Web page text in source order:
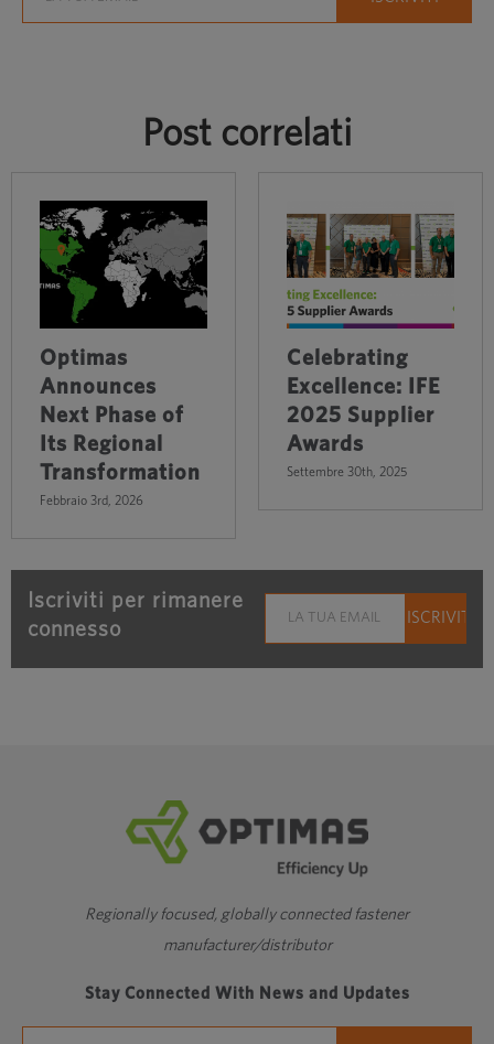
Post correlati
Optimas
Announces
Next Phase of
Its Regional
Transformation
Febbraio 3rd, 2026
Celebrating
Excellence: IFE
2025 Supplier
Awards
Settembre 30th, 2025
Iscriviti per rimanere
connesso
Regionally focused, globally connected fastener
manufacturer/distributor
Stay Connected With News and Updates